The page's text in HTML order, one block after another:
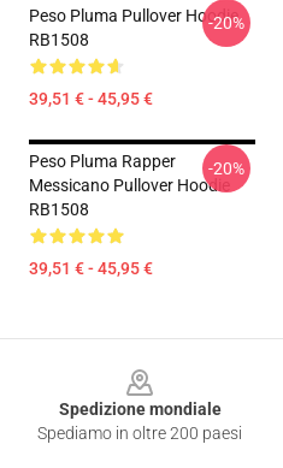
Peso Pluma Pullover Hoodie
RB1508
39,51 € - 45,95 €
-20%
Peso Pluma Rapper
Messicano Pullover Hoodie
RB1508
39,51 € - 45,95 €
-20%
Spedizione mondiale
Spediamo in oltre 200 paesi